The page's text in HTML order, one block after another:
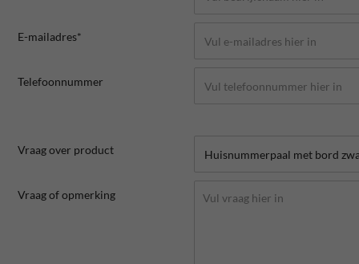
E-mailadres*
Telefoonnummer
Vraag over product
Vraag of opmerking